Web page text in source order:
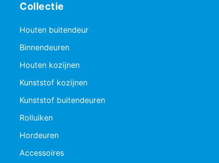
Collectie
Houten buitendeur
Binnendeuren
Houten kozijnen
Kunststof kozijnen
Kunststof buitendeuren
Rolluiken
Hordeuren
Accessoires